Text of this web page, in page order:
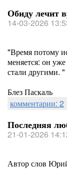
Обиду лечит
14-03-2026
"Время потому
меняется: он
стали другими. "
Блез Паскаль
комментарии: 2
Последняя
21-01-2026
Автор слов